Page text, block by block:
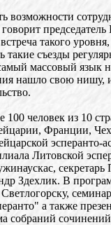
возможности
такого
такие съезды
массовый язык
нашло свою
100 человек из 10
Франции,
эсперанто-
Литовской
секретарь
Здехлик. В
а также
собраний